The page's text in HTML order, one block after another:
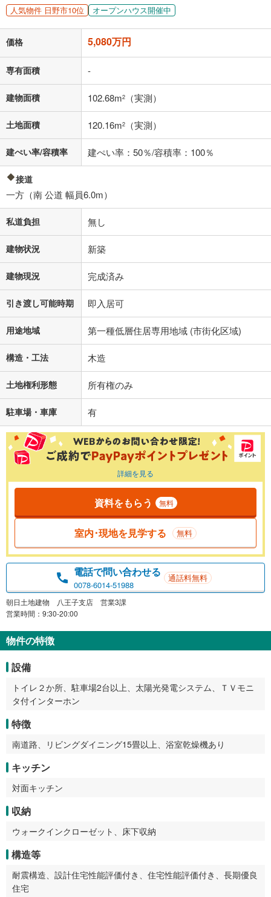
る値は、実際の金融機関等における貸出金利とは何ら関係がなく、実際
の金融機関等における貸出金利を何ら保証するものではありません。返
済方法「元利均等返済」にて算出しております。入力された金利を35年
借り入れの際は各金融機関等に、必ずご自身でご確認をお願いいたしま
す。
条件によってお借り入れができないことがあります。
不動産会社に購入相談をする 無料
人気物件 日野市10位 オープンハウス開催中
価格 5,080万円
専有面積 -
建物面積 102.68m2 （実測）
土地面積 120.16m2 （実測）
建ぺい率/容積率 建ぺい率：50％/容積率：100％
接道
一方（南 公道 幅員6.0m）
私道負担 無し
建物状況 新築
建物現況 完成済み
引き渡し可能時期 即入居可
用途地域 第一種低層住居専用地域 (市街化区域)
構造・工法 木造
土地権利形態 所有権のみ
駐車場・車庫 有
詳細を見る
資料をもらう 無料
室内･現地を見学する 無料
電話で問い合わせる
0078-6014-51988
通話料無料
朝日土地建物 八王子支店 営業3課
営業時間：9:30-20:00
物件の特徴
設備
トイレ２か所、駐車場2台以上、太陽光発電システム、ＴＶモニ
タ付インターホン
特徴
南道路、リビングダイニング15畳以上、浴室乾燥機あり
キッチン
対面キッチン
収納
ウォークインクローゼット、床下収納
構造等
耐震構造、設計住宅性能評価付き、住宅性能評価付き、長期優良
住宅